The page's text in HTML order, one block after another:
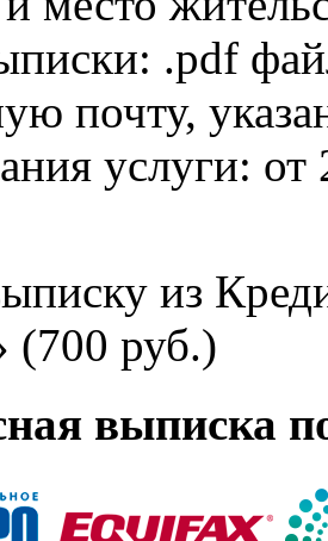
.pdf
почту,
услуги: от
из
(700 руб.)
выписка